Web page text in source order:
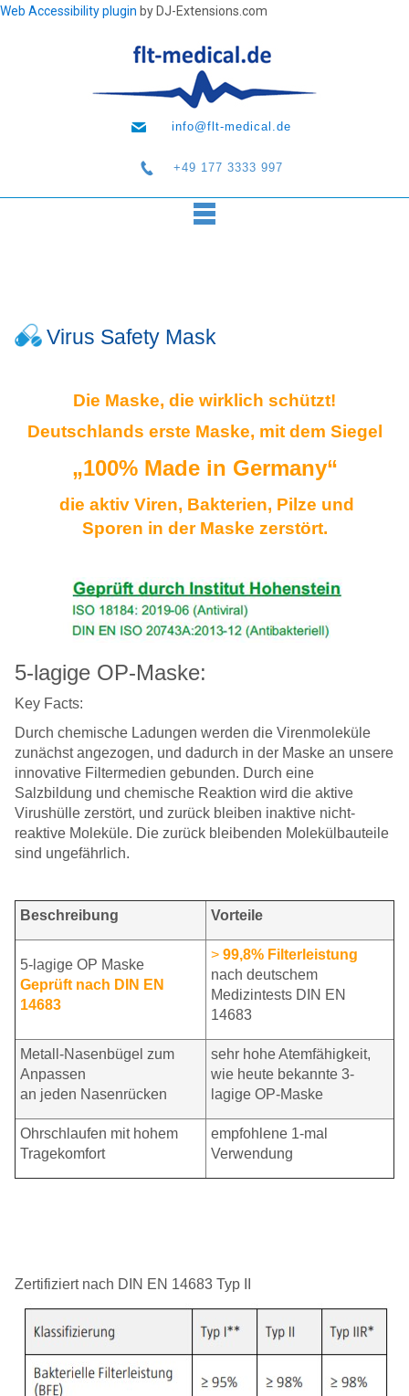
Web Accessibility plugin by DJ-Extensions.com
info@flt-medical.de
+49 177 3333 997
Virus Safety Mask
Die Maske, die wirklich schützt!
Deutschlands erste Maske, mit dem Siegel
„100% Made in Germany“
die aktiv Viren, Bakterien, Pilze und
Sporen in der Maske zerstört.
5-lagige OP-Maske:
Key Facts:
Durch chemische Ladungen werden die Virenmoleküle
zunächst angezogen, und dadurch in der Maske an unsere
innovative Filtermedien gebunden. Durch eine
Salzbildung und chemische Reaktion wird die aktive
Virushülle zerstört, und zurück bleiben inaktive nicht-
reaktive Moleküle. Die zurück bleibenden Molekülbauteile
sind ungefährlich.
Beschreibung Vorteile
5-lagige OP Maske
Geprüft nach DIN EN
14683
> 99,8% Filterleistung
nach deutschem
Medizintests DIN EN
14683
Metall-Nasenbügel zum
Anpassen
an jeden Nasenrücken
sehr hohe Atemfähigkeit,
wie heute bekannte 3-
lagige OP-Maske
Ohrschlaufen mit hohem
Tragekomfort
empfohlene 1-mal
Verwendung
Zertifiziert nach DIN EN 14683 Typ II